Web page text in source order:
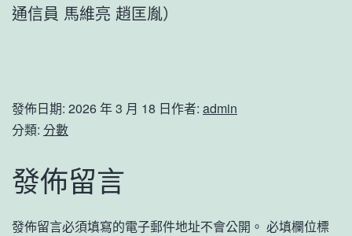
通信員 馬維亮 趙匡胤）
發佈日期: 2026 年 3 月 18 日作者: admin
分類: 分數
發佈留言
發佈留言必須填寫的電子郵件地址不會公開。 必填欄位標